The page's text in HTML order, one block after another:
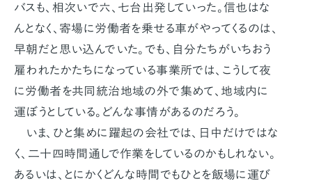
バスも、相次いで六、七台出発していった。信也はな
んとなく、寄場に労働者を乗せる車がやってくるのは、
早朝だと思い込んでいた。でも、自分たちがいちおう
雇われたかたちになっている事業所では、こうして夜
に労働者を共同統治地域の外で集めて、地域内に
運ぼうとしている。どんな事情があるのだろう。
いま、ひと集めに躍起の会社では、日中だけではな
く、二十四時間通しで作業をしているのかもしれない。
あるいは、とにかくどんな時間でもひとを飯場に運び